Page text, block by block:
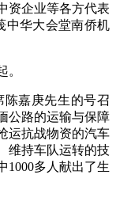
资企业等各方代表
中华大会堂南侨机
嘉庚先生的号召
公路的运输与保障
运抗战物资的汽车
维持车队运转的技
1000多人献出了生